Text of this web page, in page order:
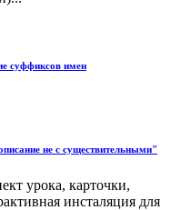
суффиксов имен
не с существительными"
урока, карточки,
инсталяция для